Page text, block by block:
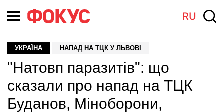
RU
УКРАЇНА НАПАД НА ТЦК У ЛЬВОВІ
"Натовп паразитів": що
сказали про напад на ТЦК
Буданов, Міноборони,